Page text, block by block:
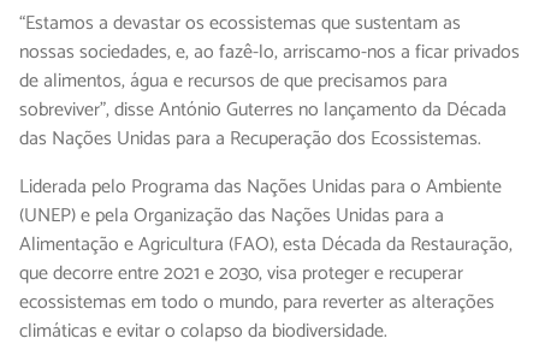
“Estamos a devastar os ecossistemas que sustentam as
nossas sociedades, e, ao fazê-lo, arriscamo-nos a ficar privados
de alimentos, água e recursos de que precisamos para
sobreviver”, disse António Guterres no lançamento da Década
das Nações Unidas para a Recuperação dos Ecossistemas.
Liderada pelo Programa das Nações Unidas para o Ambiente
(UNEP) e pela Organização das Nações Unidas para a
Alimentação e Agricultura (FAO), esta Década da Restauração,
que decorre entre 2021 e 2030, visa proteger e recuperar
ecossistemas em todo o mundo, para reverter as alterações
climáticas e evitar o colapso da biodiversidade.